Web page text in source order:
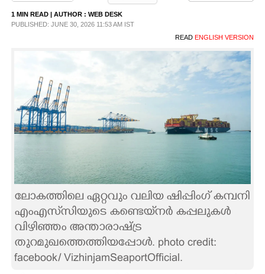
ART
CARTOONS
LITERATURE
ZOOM
1 MIN READ | AUTHOR : WEB DESK
PUBLISHED: JUNE 30, 2026 11:53 AM IST
READ ENGLISH VERSION
ലോകത്തിലെ ഏറ്റവും വലിയ ഷിപ്പിംഗ് കമ്പനി
എംഎസ്‌സിയുടെ കണ്ടെയ്‌നർ കപ്പലുകൾ
വിഴിഞ്ഞം അന്താരാഷ്ട്ര
തുറമുഖത്തെത്തിയപ്പോൾ. photo credit:
facebook/ VizhinjamSeaportOfficial.